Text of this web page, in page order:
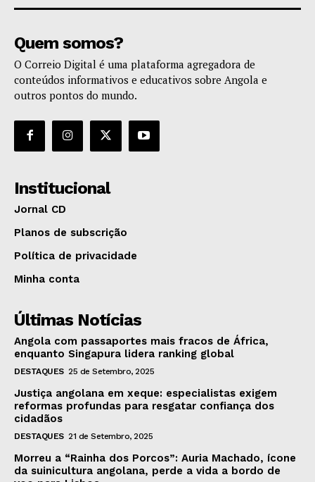
Quem somos?
O Correio Digital é uma plataforma agregadora de
conteúdos informativos e educativos sobre Angola e
outros pontos do mundo.
Institucional
Jornal CD
Planos de subscrição
Política de privacidade
Minha conta
Últimas Notícias
Angola com passaportes mais fracos de África,
enquanto Singapura lidera ranking global
DESTAQUES 25 de Setembro, 2025
Justiça angolana em xeque: especialistas exigem
reformas profundas para resgatar confiança dos
cidadãos
DESTAQUES 21 de Setembro, 2025
Morreu a “Rainha dos Porcos”: Auria Machado, ícone
da suinicultura angolana, perde a vida a bordo de